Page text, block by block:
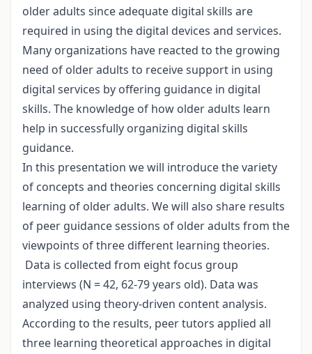
older adults since adequate digital skills are
required in using the digital devices and services.
Many organizations have reacted to the growing
need of older adults to receive support in using
digital services by offering guidance in digital
skills. The knowledge of how older adults learn
help in successfully organizing digital skills
guidance.
In this presentation we will introduce the variety
of concepts and theories concerning digital skills
learning of older adults. We will also share results
of peer guidance sessions of older adults from the
viewpoints of three different learning theories.
Data is collected from eight focus group
interviews (N = 42, 62-79 years old). Data was
analyzed using theory-driven content analysis.
According to the results, peer tutors applied all
three learning theoretical approaches in digital